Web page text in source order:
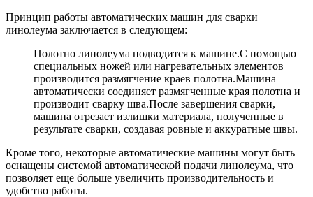
Принцип работы автоматических машин для сварки
линолеума заключается в следующем:
Полотно линолеума подводится к машине.С помощью
специальных ножей или нагревательных элементов
производится размягчение краев полотна.Машина
автоматически соединяет размягченные края полотна и
производит сварку шва.После завершения сварки,
машина отрезает излишки материала, полученные в
результате сварки, создавая ровные и аккуратные швы.
Кроме того, некоторые автоматические машины могут быть
оснащены системой автоматической подачи линолеума, что
позволяет еще больше увеличить производительность и
удобство работы.